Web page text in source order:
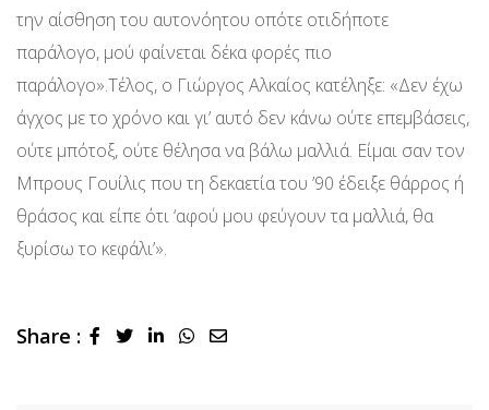
την αίσθηση του αυτονόητου οπότε οτιδήποτε
παράλογο, μού φαίνεται δέκα φορές πιο
παράλογο».Τέλος, ο Γιώργος Αλκαίος κατέληξε: «Δεν έχω
άγχος με το χρόνο και γι’ αυτό δεν κάνω ούτε επεμβάσεις,
ούτε μπότοξ, ούτε θέλησα να βάλω μαλλιά. Είμαι σαν τον
Μπρους Γουίλις που τη δεκαετία του ’90 έδειξε θάρρος ή
θράσος και είπε ότι ‘αφού μου φεύγουν τα μαλλιά, θα
ξυρίσω το κεφάλι’».
Share : LinkedInWhatsapp
Share